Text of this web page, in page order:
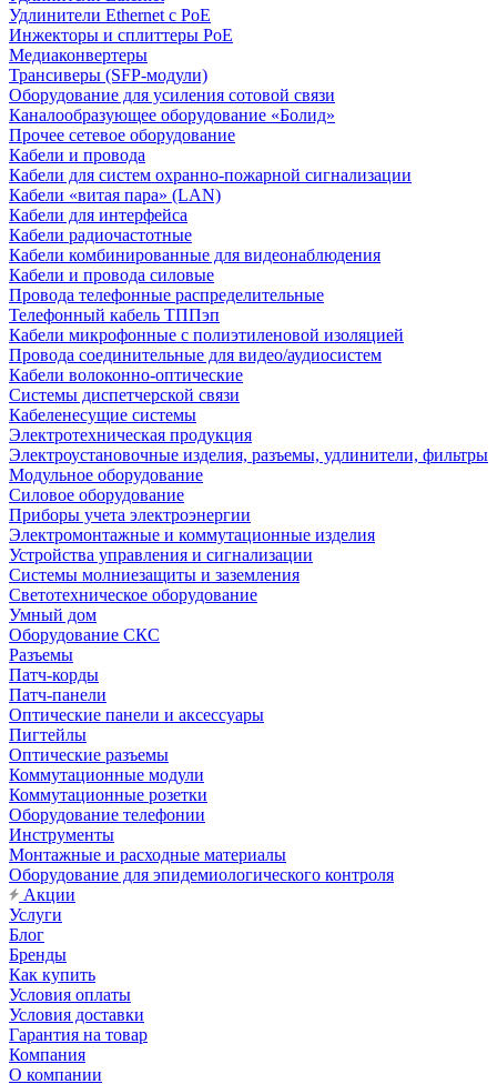
Удлинители Ethernet с PoE
Инжекторы и сплиттеры PoE
Медиаконвертеры
Трансиверы (SFP-модули)
Оборудование для усиления сотовой связи
Каналообразующее оборудование «Болид»
Прочее сетевое оборудование
Кабели и провода
Кабели для систем охранно-пожарной сигнализации
Кабели «витая пара» (LAN)
Кабели для интерфейса
Кабели радиочастотные
Кабели комбинированные для видеонаблюдения
Кабели и провода силовые
Провода телефонные распределительные
Телефонный кабель ТППэп
Кабели микрофонные с полиэтиленовой изоляцией
Провода соединительные для видео/аудиосистем
Кабели волоконно-оптические
Системы диспетчерской связи
Кабеленесущие системы
Электротехническая продукция
Электроустановочные изделия, разъемы, удлинители, фильтры
Модульное оборудование
Силовое оборудование
Приборы учета электроэнергии
Электромонтажные и коммутационные изделия
Устройства управления и сигнализации
Системы молниезащиты и заземления
Светотехническое оборудование
Умный дом
Оборудование СКС
Разъемы
Патч-корды
Патч-панели
Оптические панели и аксессуары
Пигтейлы
Оптические разъемы
Коммутационные модули
Коммутационные розетки
Оборудование телефонии
Инструменты
Монтажные и расходные материалы
Оборудование для эпидемиологического контроля
Акции
Услуги
Блог
Бренды
Как купить
Условия оплаты
Условия доставки
Гарантия на товар
Компания
О компании